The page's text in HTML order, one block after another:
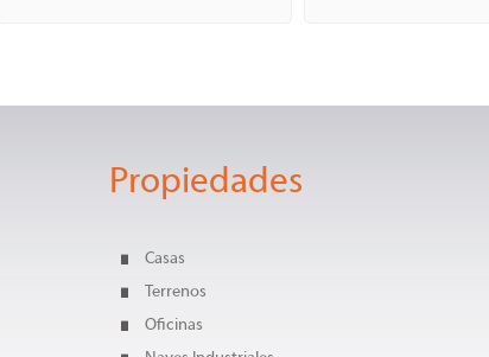
Propiedades
Casas
Terrenos
Oficinas